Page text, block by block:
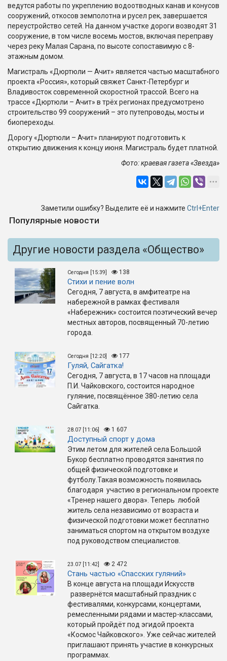
ведутся работы по укреплению водоотводных канав и конусов
сооружений, откосов земполотна и русел рек, завершается
переустройство сетей. На данном участке дороги возводят 31
сооружение, в том числе восемь мостов, включая переправу
через реку Малая Сарана, по высоте сопоставимую с 8-
этажным домом.
Магистраль «Дюртюли — Ачит» является частью масштабного
проекта «Россия», который свяжет Санкт-Петербург и
Владивосток современной скоростной трассой. Всего на
трассе «Дюртюли – Ачит» в трёх регионах предусмотрено
строительство 99 сооружений – это путепроводы, мосты и
биопереходы.
Дорогу «Дюртюли – Ачит» планируют подготовить к
открытию движения к концу июня. Магистраль будет платной.
Фото: краевая газета «Звезда»
Заметили ошибку? Выделите её и нажмите Ctrl+Enter
Популярные новости
Другие новости раздела «Общество»
Сегодня [15:39] 138
Стихи и пение волн
Сегодня, 7 августа, в амфитеатре на
набережной в рамках фестиваля
«Набережник» состоится поэтический вечер
местных авторов, посвященный 70-летию
города.
Сегодня [12:20] 177
Гуляй, Сайгатка!
Сегодня, 7 августа, в 17 часов на площади
П.И. Чайковского, состоится народное
гуляние, посвящённое 380-летию села
Сайгатка.
28.07 [11:06] 1 607
Доступный спорт у дома
Этим летом для жителей села Большой
Букор бесплатно проводятся занятия по
общей физической подготовке и
футболу.Такая возможность появилась
благодаря участию в региональном проекте
«Тренер нашего двора». Теперь любой
житель села независимо от возраста и
физической подготовки может бесплатно
заниматься спортом на открытом воздухе
под руководством специалистов.
23.07 [11:42] 2 472
Стань частью «Спасских гуляний»
В конце августа на площади Искусств
развернётся масштабный праздник с
фестивалями, конкурсами, концертами,
ремесленными рядами и мастер-классами,
который пройдёт под эгидой проекта
«Космос Чайковского». Уже сейчас жителей
приглашают принять участие в конкурсных
программах.